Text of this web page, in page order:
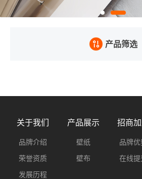
产品筛选
关于我们
品牌介绍
荣誉资质
发展历程
产品展示
壁纸
壁布
招商
品牌优
在线提